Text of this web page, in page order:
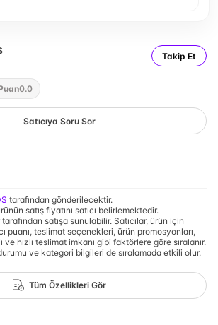
Takip Et
0.0
Satıcıya Soru Sor
tarafından gönderilecektir.
satış fiyatını satıcı belirlemektedir.
tarafından satışa sunulabilir. Satıcılar, ürün için
puanı, teslimat seçenekleri, ürün promosyonları,
hızlı teslimat imkanı gibi faktörlere göre sıralanır.
ve kategori bilgileri de sıralamada etkili olur.
Tüm Özellikleri Gör